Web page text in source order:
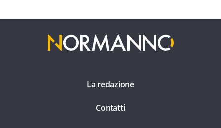
La redazione
Contatti